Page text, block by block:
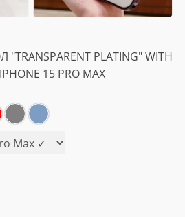
PLATING" WITH
15 PRO MAX